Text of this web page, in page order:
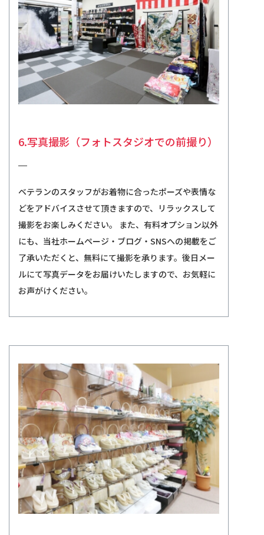
6.写真撮影（フォトスタジオでの前撮り）
ベテランのスタッフがお着物に合ったポーズや表情な
どをアドバイスさせて頂きますので、リラックスして
撮影をお楽しみください。 また、有料オプション以外
にも、当社ホームページ・ブログ・SNSへの掲載をご
了承いただくと、無料にて撮影を承ります。後日メー
ルにて写真データをお届けいたしますので、お気軽に
お声がけください。